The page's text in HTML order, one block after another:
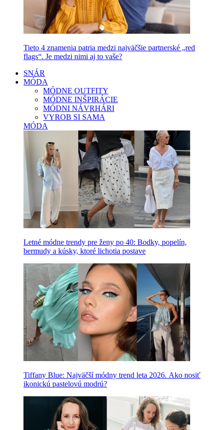
Tieto 4 znamenia patria medzi najväčšie partnerské „red
flags“. Je medzi nimi aj to vaše?
SNÁR
MÓDA
MÓDNE OUTFITY
MÓDNE INŠPIRÁCIE
MÓDNI NÁVRHÁRI
VYROB SI SAMA
MÓDA
Letné módne trendy pre ženy po 40: Bodky, popelín,
bermudy a kúsky, ktoré lichotia postave
Tiffany Blue: Najväčší módny trend leta 2026. Ako nosiť
ikonickú pastelovú modrú?